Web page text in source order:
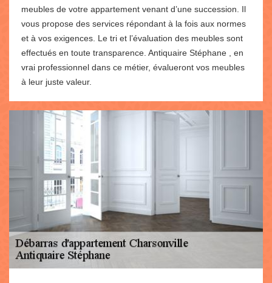
meubles de votre appartement venant d’une succession. Il
vous propose des services répondant à la fois aux normes
et à vos exigences. Le tri et l’évaluation des meubles sont
effectués en toute transparence. Antiquaire Stéphane , en
vrai professionnel dans ce métier, évalueront vos meubles
à leur juste valeur.